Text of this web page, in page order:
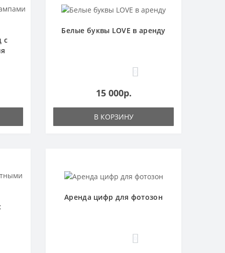
с
Белые буквы LOVE в аренду
15 000р.
В КОРЗИНУ
Аренда цифр для фотозон